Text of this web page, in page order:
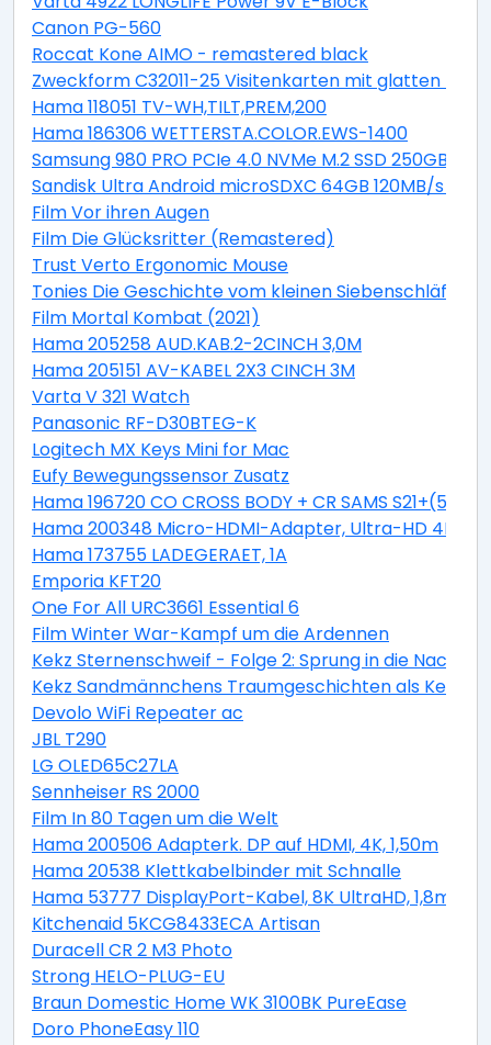
Canon PG-560
Roccat Kone AIMO - remastered black
Zweckform C32011-25 Visitenkarten mit glatten
Hama 118051 TV-WH,TILT,PREM,200
Hama 186306 WETTERSTA.COLOR.EWS-1400
Samsung 980 PRO PCIe 4.0 NVMe M.2 SSD 250GB
Sandisk Ultra Android microSDXC 64GB 120MB/s +
Film Vor ihren Augen
Film Die Glücksritter (Remastered)
Trust Verto Ergonomic Mouse
Tonies Die Geschichte vom kleinen Siebenschläfer,
Film Mortal Kombat (2021)
Hama 205258 AUD.KAB.2-2CINCH 3,0M
Hama 205151 AV-KABEL 2X3 CINCH 3M
Varta V 321 Watch
Panasonic RF-D30BTEG-K
Logitech MX Keys Mini for Mac
Eufy Bewegungssensor Zusatz
Hama 196720 CO CROSS BODY + CR SAMS S21+(5G)
Hama 200348 Micro-HDMI-Adapter, Ultra-HD 4K
Hama 173755 LADEGERAET, 1A
Emporia KFT20
One For All URC3661 Essential 6
Film Winter War-Kampf um die Ardennen
Kekz Sternenschweif - Folge 2: Sprung in die Nacht
Kekz Sandmännchens Traumgeschichten als Kekz
Devolo WiFi Repeater ac
JBL T290
LG OLED65C27LA
Sennheiser RS 2000
Film In 80 Tagen um die Welt
Hama 200506 Adapterk. DP auf HDMI, 4K, 1,50m
Hama 20538 Klettkabelbinder mit Schnalle
Hama 53777 DisplayPort-Kabel, 8K UltraHD, 1,8m
Kitchenaid 5KCG8433ECA Artisan
Duracell CR 2 M3 Photo
Strong HELO-PLUG-EU
Braun Domestic Home WK 3100BK PureEase
Doro PhoneEasy 110